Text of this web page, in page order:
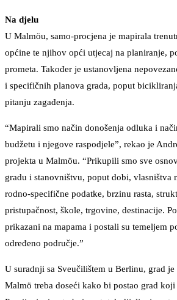
Na djelu
U Malmöu, samo-procjena je mapirala
općine te njihov opći utjecaj na planiranje,
prometa. Također je ustanovljena
i specifičnih planova grada, poput
pitanju zagađenja.
“Mapirali smo način donošenja odluka i
budžetu i njegove raspodjele”, rekao je
projekta u Malmöu. “Prikupili smo sve
gradu i stanovništvu, poput dobi, vlasništva
rodno-specifične podatke, brzinu rasta,
pristupačnost, škole, trgovine, destinacije.
prikazani na mapama i postali su temeljem
određeno područje.”
U suradnji sa Sveučilištem u Berlinu, grad
Malmö treba doseći kako bi postao grad